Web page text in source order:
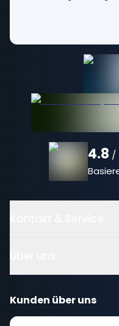
4.8 /
Kunden über uns